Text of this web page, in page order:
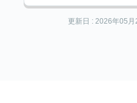
更新日 : 2026年05月